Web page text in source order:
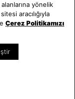
yönelik
aracılığıyla
Çerez Politikamızı